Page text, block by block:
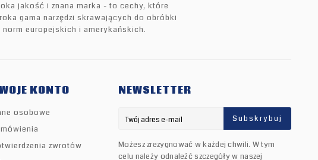
jakość i znana marka - to cechy, które
gama narzędzi skrawających do obróbki
europejskich i amerykańskich.
KONTO
osobowe
zwrotów
NEWSLETTER
Subskrybuj
Możesz zrezygnować w każdej chwili. W tym
celu należy odnaleźć szczegóły w naszej